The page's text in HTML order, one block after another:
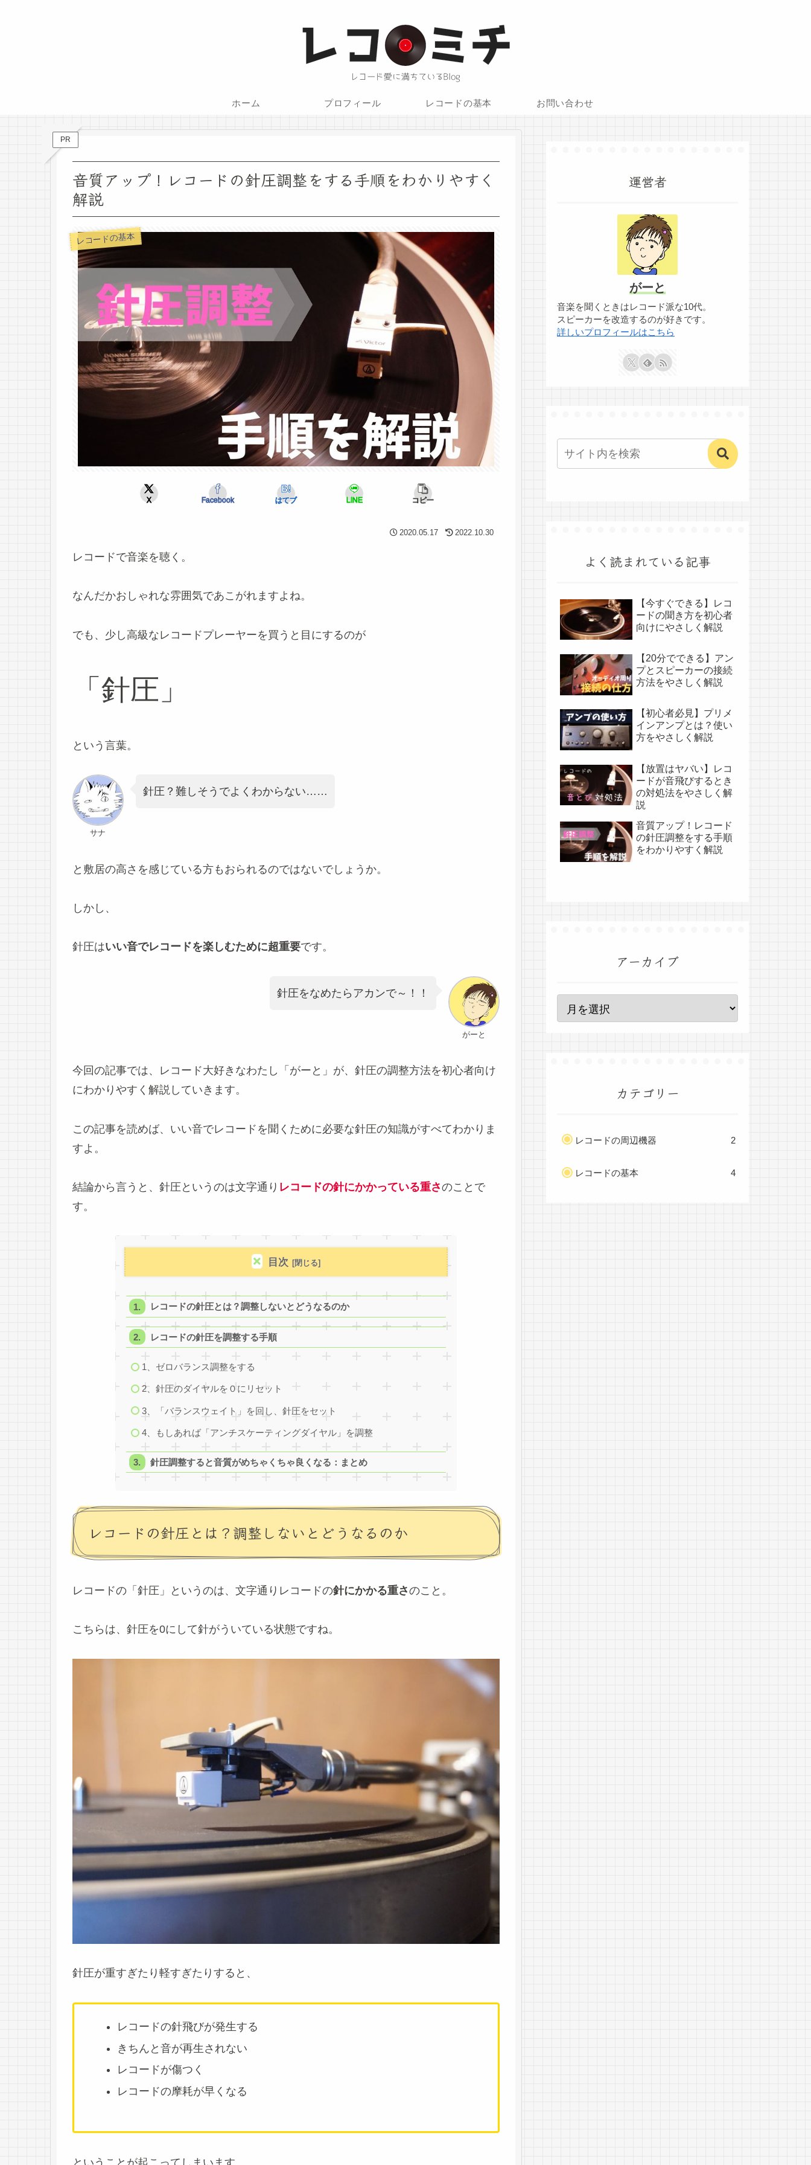
ホーム プロフィール レコードの基本 お問い合わせ
PR
音質アップ！レコードの針圧調整をする手順をわかりやすく
解説
レコードの基本
X Facebook はてブ LINE コピー
2020.05.17 2022.10.30
レコードで音楽を聴く。
なんだかおしゃれな雰囲気であこがれますよね。
でも、少し高級なレコードプレーヤーを買うと目にするのが
「針圧」
という言葉。
サナ
針圧？難しそうでよくわからない……
と敷居の高さを感じている方もおられるのではないでしょうか。
しかし、
針圧はいい音でレコードを楽しむために超重要です。
がーと
針圧をなめたらアカンで～！！
今回の記事では、レコード大好きなわたし「がーと」が、針圧の調整方法を初心者向け
にわかりやすく解説していきます。
この記事を読めば、いい音でレコードを聞くために必要な針圧の知識がすべてわかりま
すよ。
結論から言うと、針圧というのは文字通り レコードの針にかかっている重さのことで
す。
目次
レコードの針圧とは？調整しないとどうなるのか
レコードの針圧を調整する手順
1、ゼロバランス調整をする
2、針圧のダイヤルを０にリセット
3、「バランスウェイト」を回し、針圧をセット
4、もしあれば「アンチスケーティングダイヤル」を調整
針圧調整すると音質がめちゃくちゃ良くなる：まとめ
レコードの針圧とは？調整しないとどうなるのか
レコードの「針圧」というのは、文字通りレコードの針にかかる重さのこと。
こちらは、針圧を0にして針がういている状態ですね。
針圧が重すぎたり軽すぎたりすると、
レコードの針飛びが発生する
きちんと音が再生されない
レコードが傷つく
レコードの摩耗が早くなる
ということが起こってしまいます。
運営者
がーと
音楽を聞くときはレコード派な10代。
スピーカーを改造するのが好きです。
詳しいプロフィールはこちら
よく読まれている記事
【今すぐできる】レコ
ードの聞き方を初心者
向けにやさしく解説
【20分でできる】アン
プとスピーカーの接続
方法をやさしく解説
【初心者必見】プリメ
インアンプとは？使い
方をやさしく解説
【放置はヤバい】レコ
ードが音飛びするとき
の対処法をやさしく解
説
音質アップ！レコード
の針圧調整をする手順
をわかりやすく解説
アーカイブ
カテゴリー
レコードの周辺機器 2
レコードの基本 4